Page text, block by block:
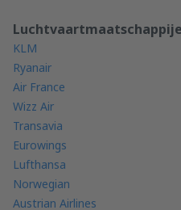
KLM
Ryanair
Air France
Wizz Air
Transavia
Eurowings
Lufthansa
Norwegian
Austrian Airlines